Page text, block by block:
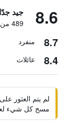
8.6 جيد جدًا
489 من التقييمات تم التحقق منها
8.7 منفرد
8.4 عائلات
لم يتم العثور
مسح كل شيء